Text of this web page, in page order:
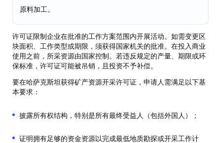
原料加工。
许可证限制企业在批准的工作方案范围内开展活动。如需变更区
块面积、工作类型或期限，须获得国家机关的批准。在投入商业
使用之前，所采资源由国家控制。若违反规定的产量、期限或环
保标准，许可证可能被吊销，且投资不予补偿。
要在哈萨克斯坦获得矿产资源开采许可证，申请人需满足以下基
本要求：
披露所有权结构，特别是所有最终受益人（包括外国人）；
证明拥有足够的资金资源以完成最低地质勘探或开采工作计